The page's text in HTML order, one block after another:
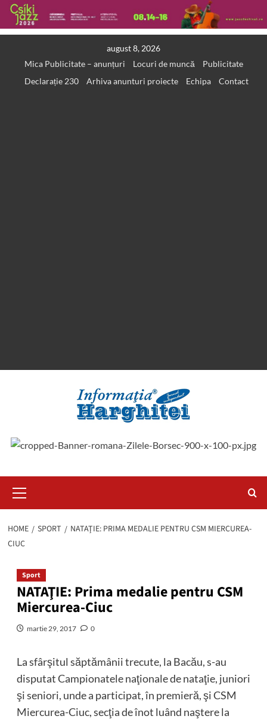
august 8, 2026
Mica Publicitate – anunțuri
Locuri de muncă
Publicitate
Declarație 230
Arhiva anunturi proiecte Echipa Contact
Menu
HOME SPORT
NATAŢIE: PRIMA MEDALIE PENTRU CSM MIERCUREA-
CIUC
Sport
NATAŢIE: Prima medalie pentru CSM
Miercurea-Ciuc
martie 29, 2017 0
La sfârşitul săptămânii trecute, la Bacău, s-au
disputat Campionatele naţionale de nataţie, juniori
şi seniori, unde a participat, în premieră, şi CSM
Miercurea-Ciuc, secţia de înot luând naştere la